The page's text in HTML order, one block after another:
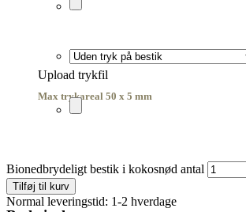
Upload trykfil
Max trykareal 50 x 5 mm
Bionedbrydeligt bestik i kokosnød antal
Tilføj til kurv
Normal leveringstid: 1-2 hverdage